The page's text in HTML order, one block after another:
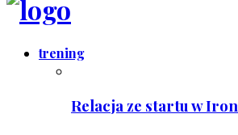
trening
Relacja ze startu w